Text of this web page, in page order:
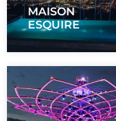
MAISON
ESQUIRE